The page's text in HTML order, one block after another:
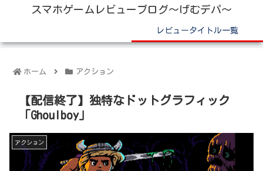
スマホゲームレビューブログ～げむデパ～
レビュータイトル一覧
ホーム アクション
【配信終了】独特なドットグラフィック
「Ghoulboy」
アクション